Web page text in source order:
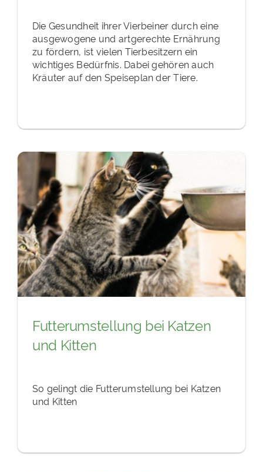
Die Gesundheit ihrer Vierbeiner durch eine
ausgewogene und artgerechte Ernährung
zu fördern, ist vielen Tierbesitzern ein
wichtiges Bedürfnis. Dabei gehören auch
Kräuter auf den Speiseplan der Tiere.
Futterumstellung bei Katzen
und Kitten
So gelingt die Futterumstellung bei Katzen
und Kitten